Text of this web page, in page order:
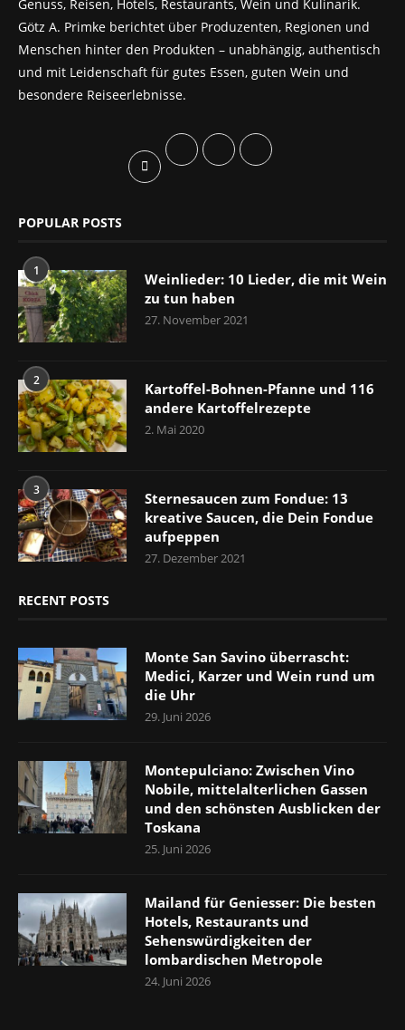
Genuss, Reisen, Hotels, Restaurants, Wein und Kulinarik.
Götz A. Primke berichtet über Produzenten, Regionen und
Menschen hinter den Produkten – unabhängig, authentisch
und mit Leidenschaft für gutes Essen, guten Wein und
besondere Reiseerlebnisse.
POPULAR POSTS
1
Weinlieder: 10 Lieder, die mit Wein
zu tun haben
27. November 2021
2
Kartoffel-Bohnen-Pfanne und 116
andere Kartoffelrezepte
2. Mai 2020
3
Sternesaucen zum Fondue: 13
kreative Saucen, die Dein Fondue
aufpeppen
27. Dezember 2021
RECENT POSTS
Monte San Savino überrascht:
Medici, Karzer und Wein rund um
die Uhr
29. Juni 2026
Montepulciano: Zwischen Vino
Nobile, mittelalterlichen Gassen
und den schönsten Ausblicken der
Toskana
25. Juni 2026
Mailand für Geniesser: Die besten
Hotels, Restaurants und
Sehenswürdigkeiten der
lombardischen Metropole
24. Juni 2026